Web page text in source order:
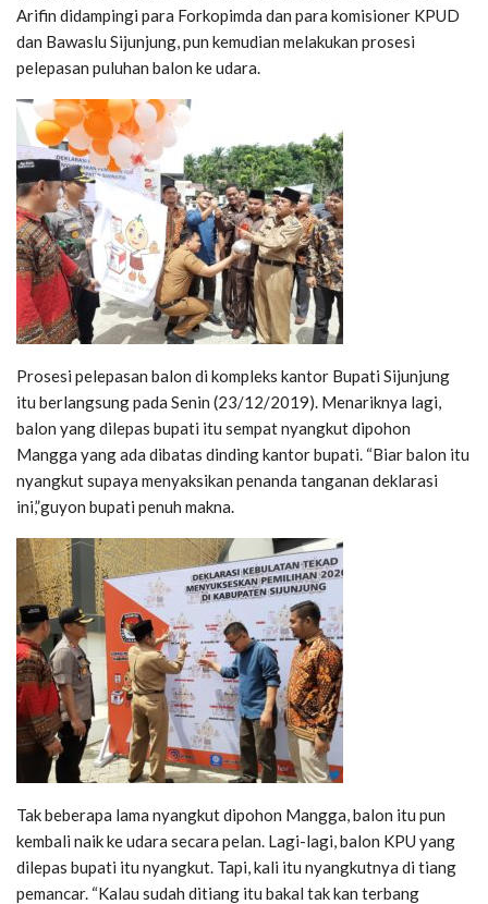
Arifin didampingi para Forkopimda dan para komisioner KPUD
dan Bawaslu Sijunjung, pun kemudian melakukan prosesi
pelepasan puluhan balon ke udara.
Prosesi pelepasan balon di kompleks kantor Bupati Sijunjung
itu berlangsung pada Senin (23/12/2019). Menariknya lagi,
balon yang dilepas bupati itu sempat nyangkut dipohon
Mangga yang ada dibatas dinding kantor bupati. “Biar balon itu
nyangkut supaya menyaksikan penanda tanganan deklarasi
ini,”guyon bupati penuh makna.
Tak beberapa lama nyangkut dipohon Mangga, balon itu pun
kembali naik ke udara secara pelan. Lagi-lagi, balon KPU yang
dilepas bupati itu nyangkut. Tapi, kali itu nyangkutnya di tiang
pemancar. “Kalau sudah ditiang itu bakal tak kan terbang